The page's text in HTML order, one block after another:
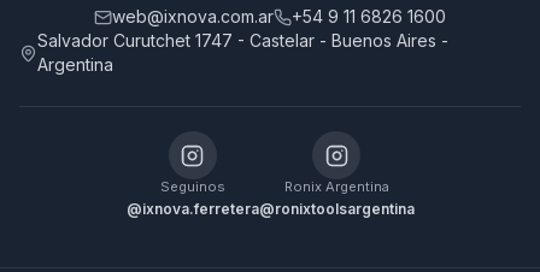
web@ixnova.com.ar
+54 9 11 6826 1600
Salvador Curutchet 1747 - Castelar - Buenos Aires -
Argentina
Seguinos
@ixnova.ferretera
Ronix Argentina
@ronixtoolsargentina